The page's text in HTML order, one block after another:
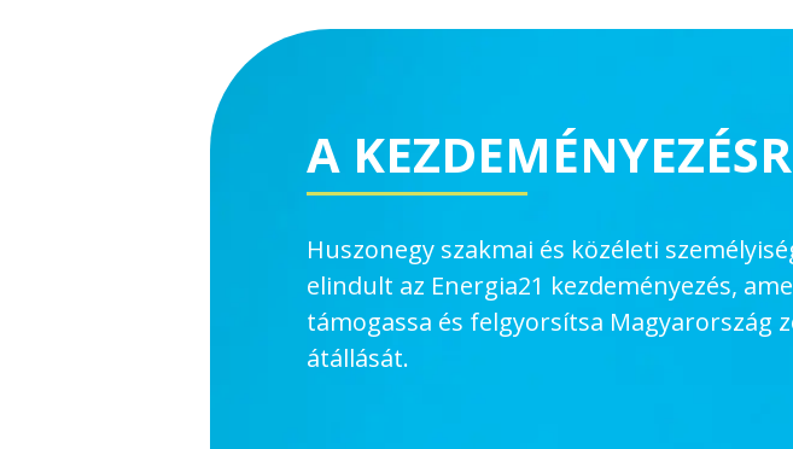
A
Huszonegy szakmai és közéleti
elindult az Energia21 kezdeményezés,
támogassa és felgyorsítsa Magyarország
átállását.